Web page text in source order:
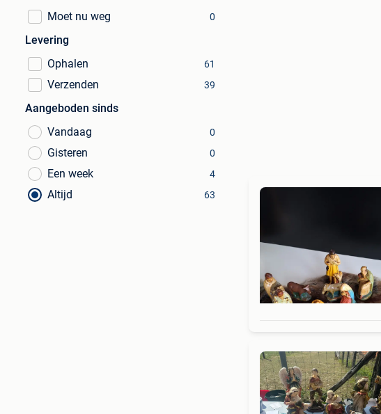
Moet nu weg
0
Levering
Ophalen
61
Verzenden 39
Aangeboden sinds
Vandaag
0
Gisteren 0
Een week 4
Altijd 63